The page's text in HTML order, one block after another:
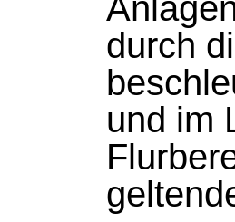
durch
und im